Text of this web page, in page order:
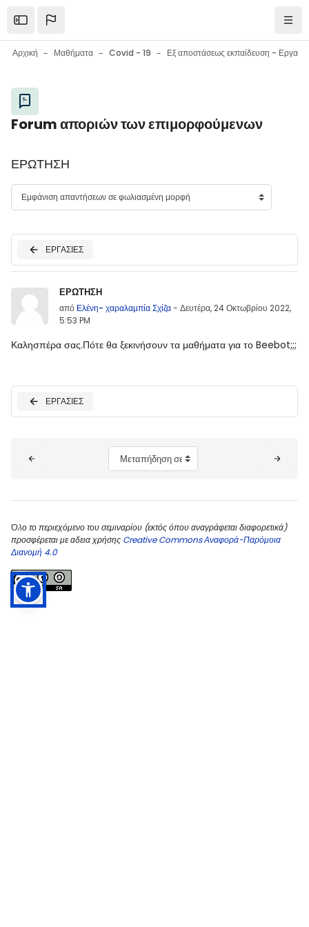
Open the sidebar
Αρχική Μαθήματα Covid - 19
Μπλοκ
Forum αποριών των επιμορφούμενων
Μπλοκ
ΕΡΩΤΗΣΗ
ΕΡΓΑΣΙΕΣ
ΕΡΩΤΗΣΗ
από Ελένη- χαραλαμπία Σχίζα-Δευτέρα, 24 Οκτωβρίου 2022,
5:53 PM
Αριθμός απαντήσεων: 0
Καλησπέρα σας.Πότε θα ξεκινήσουν τα μαθήματα για το Beebot;;;
ΕΡΓΑΣΙΕΣ
Μεταπήδηση σε...
Όλο το περιεχόμενο του σεμιναρίου (εκτός όπου αναγράφεται διαφορετικά)
προσφέρεται με αδεια χρήσης Creative Commons Αναφορά-Παρόμοια
Διανομή 4.0